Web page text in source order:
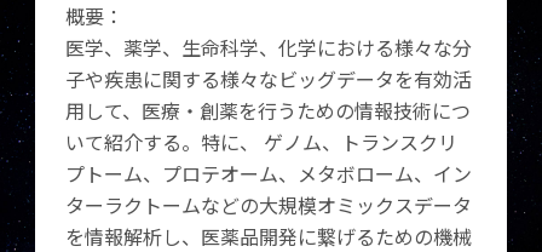
概要：
医学、薬学、生命科学、化学における様々な分
子や疾患に関する様々なビッグデータを有効活
用して、医療・創薬を行うための情報技術につ
いて紹介する。特に、 ゲノム、トランスクリ
プトーム、プロテオーム、メタボローム、イン
ターラクトームなどの大規模オミックスデータ
を情報解析し、医薬品開発に繋げるための機械